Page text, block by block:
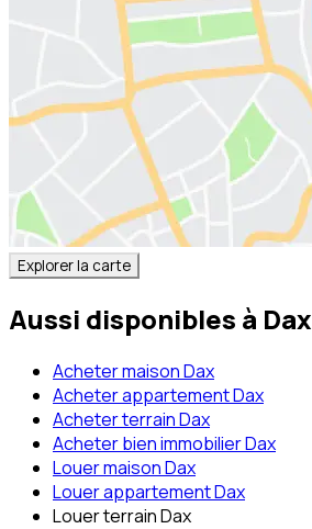
Explorer la carte
Aussi disponibles à Dax
Acheter maison Dax
Acheter appartement Dax
Acheter terrain Dax
Acheter bien immobilier Dax
Louer maison Dax
Louer appartement Dax
Louer terrain Dax